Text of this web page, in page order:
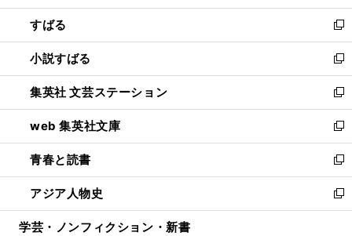
開
く
ウ
で
開
く
ン
ド
ウ
で
開
く
すばる
新
し
い
ウ
ィ
ン
ド
ウ
で
開
く
小説すばる
新
し
い
ウ
ィ
ン
ド
ウ
で
開
集英社 文芸ステーション
新
し
い
ウ
ィ
ン
ド
ウ
web 集英社文庫
新
し
い
ウ
ィ
ン
青春と読書
新
し
い
ウ
アジア人物史
新
し
学芸・ノンフィクション・新書